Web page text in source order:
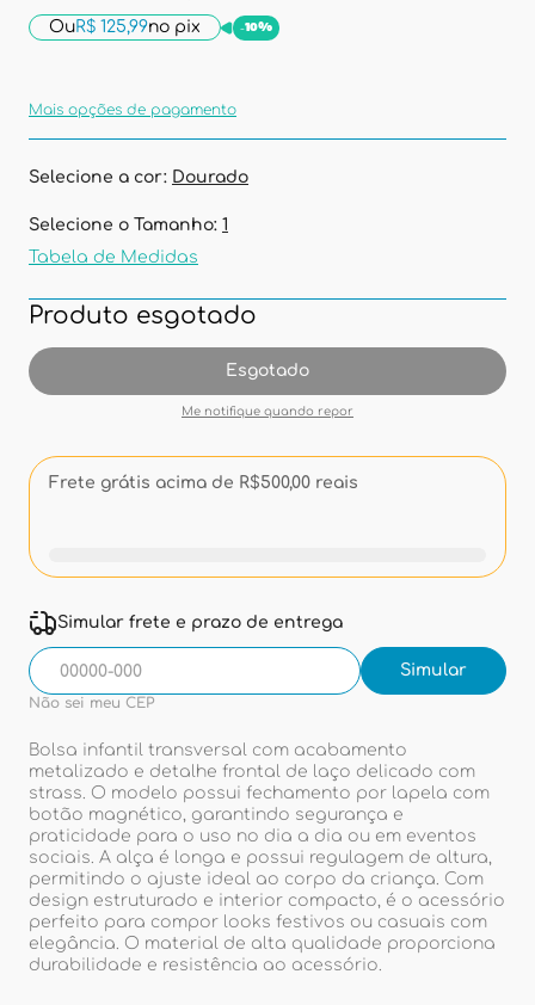
OuR$ 125,99no pix -10%
Mais opções de pagamento
Selecione a cor: Dourado
Selecione o Tamanho: 1
Tabela de Medidas
Produto esgotado
Esgotado
Me notifique quando repor
Frete grátis acima de R$500,00 reais
Simular frete e prazo de entrega
Não sei meu CEP
Bolsa infantil transversal com acabamento
metalizado e detalhe frontal de laço delicado com
strass. O modelo possui fechamento por lapela com
botão magnético, garantindo segurança e
praticidade para o uso no dia a dia ou em eventos
sociais. A alça é longa e possui regulagem de altura,
permitindo o ajuste ideal ao corpo da criança. Com
design estruturado e interior compacto, é o acessório
perfeito para compor looks festivos ou casuais com
elegância. O material de alta qualidade proporciona
durabilidade e resistência ao acessório.